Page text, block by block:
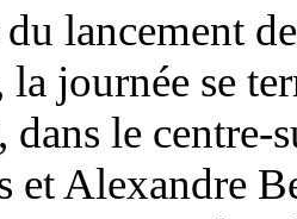
lancement
la journée se
le centre-
et Alexandre